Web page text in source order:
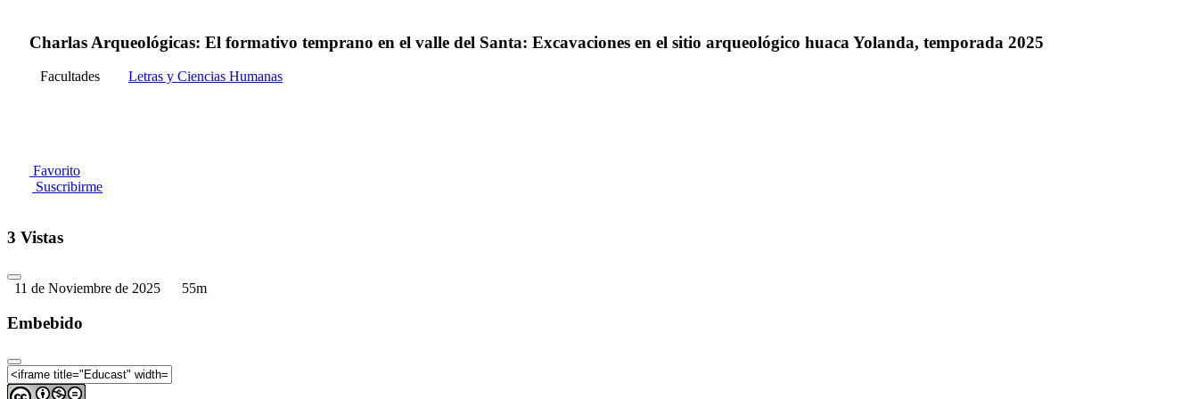
Charlas Arqueológicas: El formativo temprano en el valle del Santa: Excavaciones en el sitio arqueológico huaca Yolanda, temporada 2025
Facultades Letras y Ciencias Humanas
Favorito
Suscribirme
3 Vistas
11 de Noviembre de 2025 55m
Embebido